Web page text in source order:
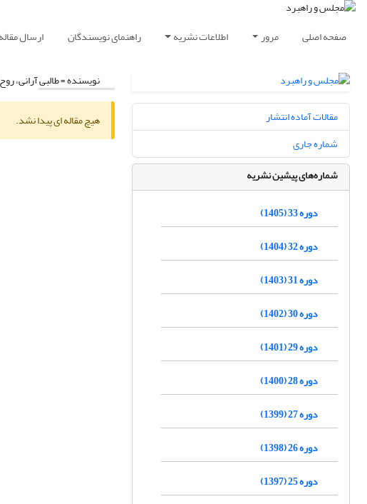
صفحه اصلی مرور اطلاعات نشریه راهنمای نویسندگان ارسال مقاله
نویسنده =طالبی آرانی،
هیچ مقاله ای پیدا نشد.
مقالات آماده انتشار
شماره جاری
شماره‌های پیشین نشریه
دوره 33 (1405)
دوره 32 (1404)
دوره 31 (1403)
دوره 30 (1402)
دوره 29 (1401)
دوره 28 (1400)
دوره 27 (1399)
دوره 26 (1398)
دوره 25 (1397)